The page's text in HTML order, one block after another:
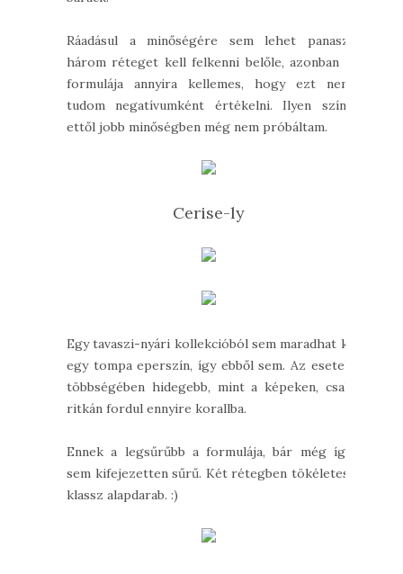
Ráadásul a minőségére sem lehet panasz:
három réteget kell felkenni belőle, azonban a
formulája annyira kellemes, hogy ezt nem
tudom negatívumként értékelni. Ilyen színt
ettől jobb minőségben még nem próbáltam.
Cerise-ly
Egy tavaszi-nyári kollekcióból sem maradhat ki
egy tompa eperszín, így ebből sem. Az esetek
többségében hidegebb, mint a képeken, csak
ritkán fordul ennyire korallba.
Ennek a legsűrűbb a formulája, bár még így
sem kifejezetten sűrű. Két rétegben tökéletes,
klassz alapdarab. :)